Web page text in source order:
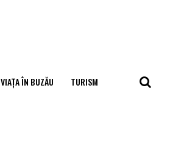
VIAȚA ÎN BUZĂU TURISM